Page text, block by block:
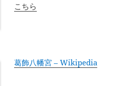
こちら
葛飾八幡宮 – Wikipedia